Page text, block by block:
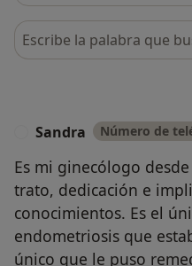
Busca en opiniones
Sandra Número de
Es mi ginecólogo
trato, dedicación e
conocimientos. Es el
endometriosis que
único que le puso